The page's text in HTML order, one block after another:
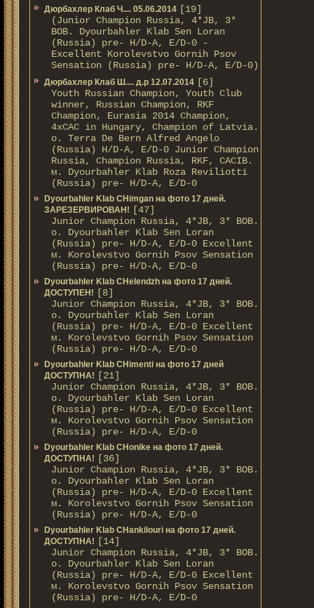
Дюрбахлер Клаб Ч.... 05.06.2014 [19]
(Junior Champion Russia, 4*JB, 3*
BOB. Dyourbahler Klab Sen Loran
(Russia) pre- H/D-A, E/D-0 -
Excellent Korolevstvo Gornih Psov
Sensation (Russia) pre- H/D-A, E/D-0)
Дюрбахлер Клаб Ш.... д.р 12.07.2014 [6]
Youth Russian Champion, Youth Club
winner, Russian Champion, RKF
Champion, Eurasia 2014 Champion,
4xCAC in Hungary, Champion of Latvia.
о. Terra De Bern Alfred Angelo
(Russia) H/D-A, E/D-0 Junior Champion
Russia, Champion Russia, RKF, CACIB.
м. Dyourbahler Klab Roza Reviliotti
(Russia) pre- H/D-A, E/D-0
Dyourbahler Klab CHimgan на фото 17 дней.
ЗАРЕЗЕРВИРОВАН!
[47]
Junior Champion Russia, 4*JB, 3* BOB.
о. Dyourbahler Klab Sen Loran
(Russia) pre- H/D-A, E/D-0 Excellent
м. Korolevstvo Gornih Psov Sensation
(Russia) pre- H/D-A, E/D-0
Dyourbahler Klab CHelendzh на фото 17 дней.
ДОСТУПЕН!
[8]
Junior Champion Russia, 4*JB, 3* BOB.
о. Dyourbahler Klab Sen Loran
(Russia) pre- H/D-A, E/D-0 Excellent
м. Korolevstvo Gornih Psov Sensation
(Russia) pre- H/D-A, E/D-0
Dyourbahler Klab CHimenti на фото 17 дней
ДОСТУПНА!
[21]
Junior Champion Russia, 4*JB, 3* BOB.
о. Dyourbahler Klab Sen Loran
(Russia) pre- H/D-A, E/D-0 Excellent
м. Korolevstvo Gornih Psov Sensation
(Russia) pre- H/D-A, E/D-0
Dyourbahler Klab CHonike на фото 17 дней.
ДОСТУПНА!
[36]
Junior Champion Russia, 4*JB, 3* BOB.
о. Dyourbahler Klab Sen Loran
(Russia) pre- H/D-A, E/D-0 Excellent
м. Korolevstvo Gornih Psov Sensation
(Russia) pre- H/D-A, E/D-0
Dyourbahler Klab CHankilouri на фото 17 дней.
ДОСТУПНА!
[14]
Junior Champion Russia, 4*JB, 3* BOB.
о. Dyourbahler Klab Sen Loran
(Russia) pre- H/D-A, E/D-0 Excellent
м. Korolevstvo Gornih Psov Sensation
(Russia) pre- H/D-A, E/D-0